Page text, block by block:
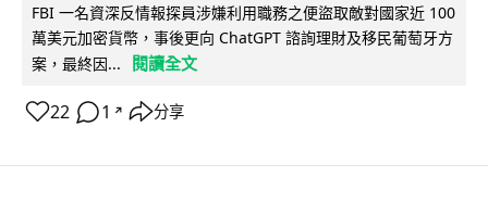
FBI 一名資深反情報探員涉嫌利用職務之便盜取敵對國家近 100
萬美元加密貨幣，事後更向 ChatGPT 諮詢理財及移民葡萄牙方
案，最終因...
閱讀全文
22 1 ↗ 分享